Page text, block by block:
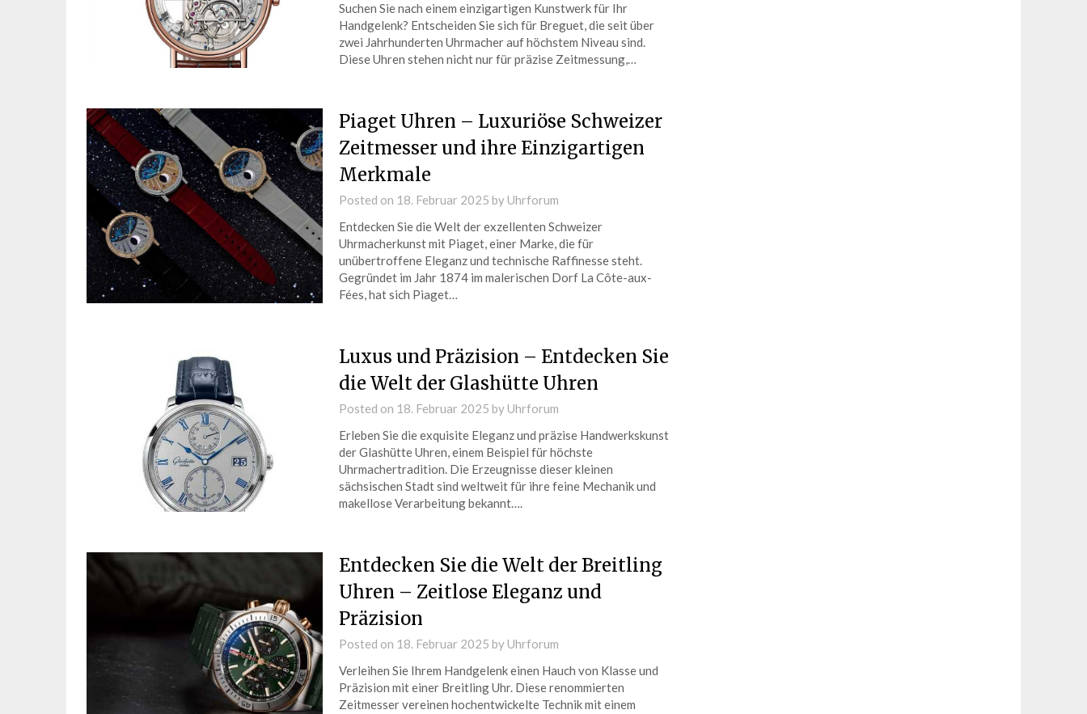
Suchen Sie nach einem einzigartigen Kunstwerk für Ihr
Handgelenk? Entscheiden Sie sich für Breguet, die seit über
zwei Jahrhunderten Uhrmacher auf höchstem Niveau sind.
Diese Uhren stehen nicht nur für präzise Zeitmessung,…
Piaget Uhren – Luxuriöse Schweizer
Zeitmesser und ihre Einzigartigen
Merkmale
Posted on 18. Februar 2025 byUhrforum
Entdecken Sie die Welt der exzellenten Schweizer
Uhrmacherkunst mit Piaget, einer Marke, die für
unübertroffene Eleganz und technische Raffinesse steht.
Gegründet im Jahr 1874 im malerischen Dorf La Côte-aux-
Fées, hat sich Piaget…
Luxus und Präzision – Entdecken Sie
die Welt der Glashütte Uhren
Posted on 18. Februar 2025 byUhrforum
Erleben Sie die exquisite Eleganz und präzise Handwerkskunst
der Glashütte Uhren, einem Beispiel für höchste
Uhrmachertradition. Die Erzeugnisse dieser kleinen
sächsischen Stadt sind weltweit für ihre feine Mechanik und
makellose Verarbeitung bekannt….
Entdecken Sie die Welt der Breitling
Uhren – Zeitlose Eleganz und
Präzision
Posted on 18. Februar 2025 byUhrforum
Verleihen Sie Ihrem Handgelenk einen Hauch von Klasse und
Präzision mit einer Breitling Uhr. Diese renommierten
Zeitmesser vereinen hochentwickelte Technik mit einem